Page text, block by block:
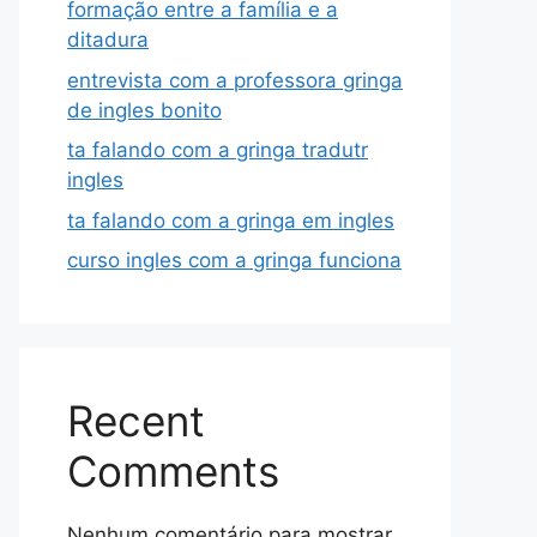
formação entre a família e a
ditadura
entrevista com a professora gringa
de ingles bonito
ta falando com a gringa tradutr
ingles
ta falando com a gringa em ingles
curso ingles com a gringa funciona
Recent
Comments